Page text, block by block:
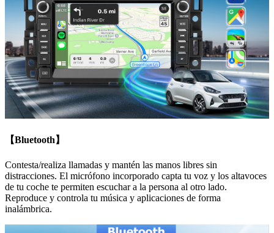
【Bluetooth】
Contesta/realiza llamadas y mantén las manos libres sin
distracciones. El micrófono incorporado capta tu voz y los altavoces
de tu coche te permiten escuchar a la persona al otro lado.
Reproduce y controla tu música y aplicaciones de forma
inalámbrica.